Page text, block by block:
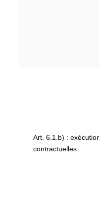
Art. 6.1.b) :
contractuelles